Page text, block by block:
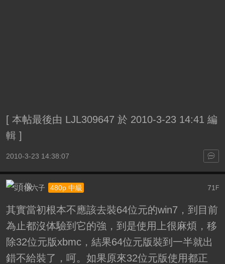
[本帖最後由 LJL309647 於 2010-3-23 14:41 編
輯 ]
2010-3-23 14:38:07
71 F
小六子 480p 中級
其實當初根本不應該去裝64位元的win7，到目前
為止都沒体驗到它的強，到是使用上很麻煩，移
除32位元版xbmc，結果64位元版裝到一半就出
錯不給裝了，呵。如果原來32位元版使用都正